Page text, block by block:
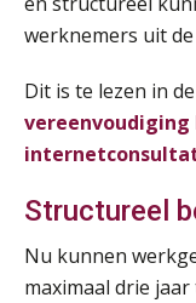
werknemers uit
Dit is te lezen in
vereenvoudiging
Structureel
Nu kunnen
maximaal drie
25
25
AUG
AUG